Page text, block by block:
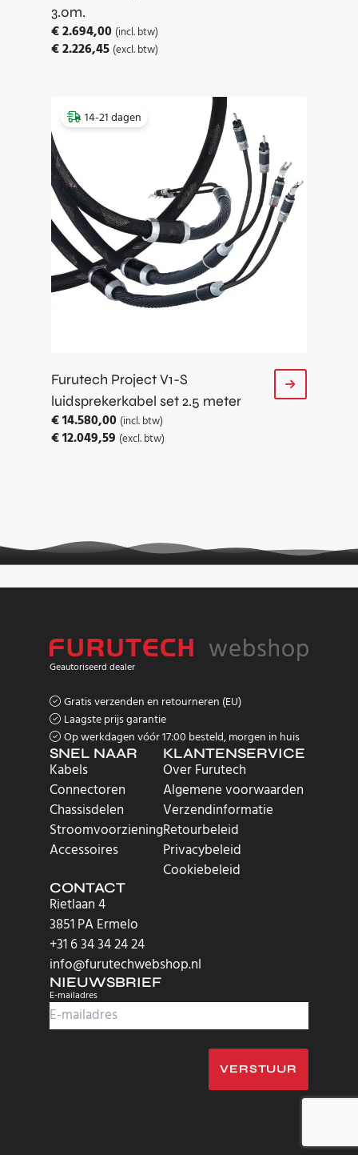
3.0m.
€2.694,00 (incl. btw)
€2.226,45 (excl. btw)
14-21 dagen
Furutech Project V1-S
luidsprekerkabel set 2.5 meter
€14.580,00 (incl. btw)
€12.049,59 (excl. btw)
Geautoriseerd dealer
Gratis verzenden en retourneren (EU)
Laagste prijs garantie
Op werkdagen vóór 17:00 besteld, morgen in huis
SNEL NAAR
Kabels
Connectoren
Chassisdelen
Stroomvoorziening
Accessoires
KLANTENSERVICE
Over Furutech
Algemene voorwaarden
Verzendinformatie
Retourbeleid
Privacybeleid
Cookiebeleid
CONTACT
Rietlaan 4
3851 PA Ermelo
+31 6 34 34 24 24
info@furutechwebshop.nl
NIEUWSBRIEF
E-mailadres